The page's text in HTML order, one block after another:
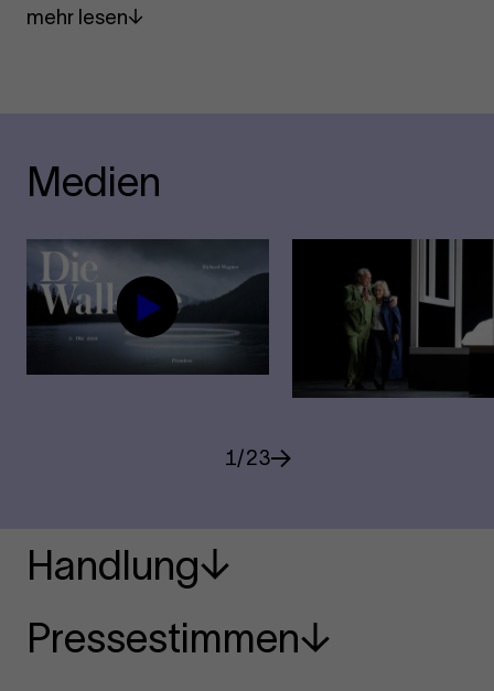
mehr lesen
Medien
1/23
Handlung
Pressestimmen